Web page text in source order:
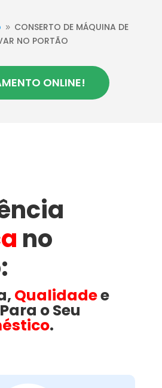
9 CONSERTO DE MÁQUINA DE
NO PORTÃO
ONLINE!
no
Qualidadee
o Seu
.